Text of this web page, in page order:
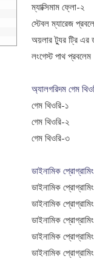
ম্যাক্সিমাম ফ্লো-২
স্টেবল ম্যারেজ
অয়লার ট্যুর ট্রি এর
লংগেস্ট পাথ প্রবলেম
অ্যালগরিদম গেম
গেম থিওরি-১
গেম থিওরি-২
গেম থিওরি-৩
ডাইনামিক
ডাইনামিক
ডাইনামিক
ডাইনামিক
ডাইনামিক
ডাইনামিক